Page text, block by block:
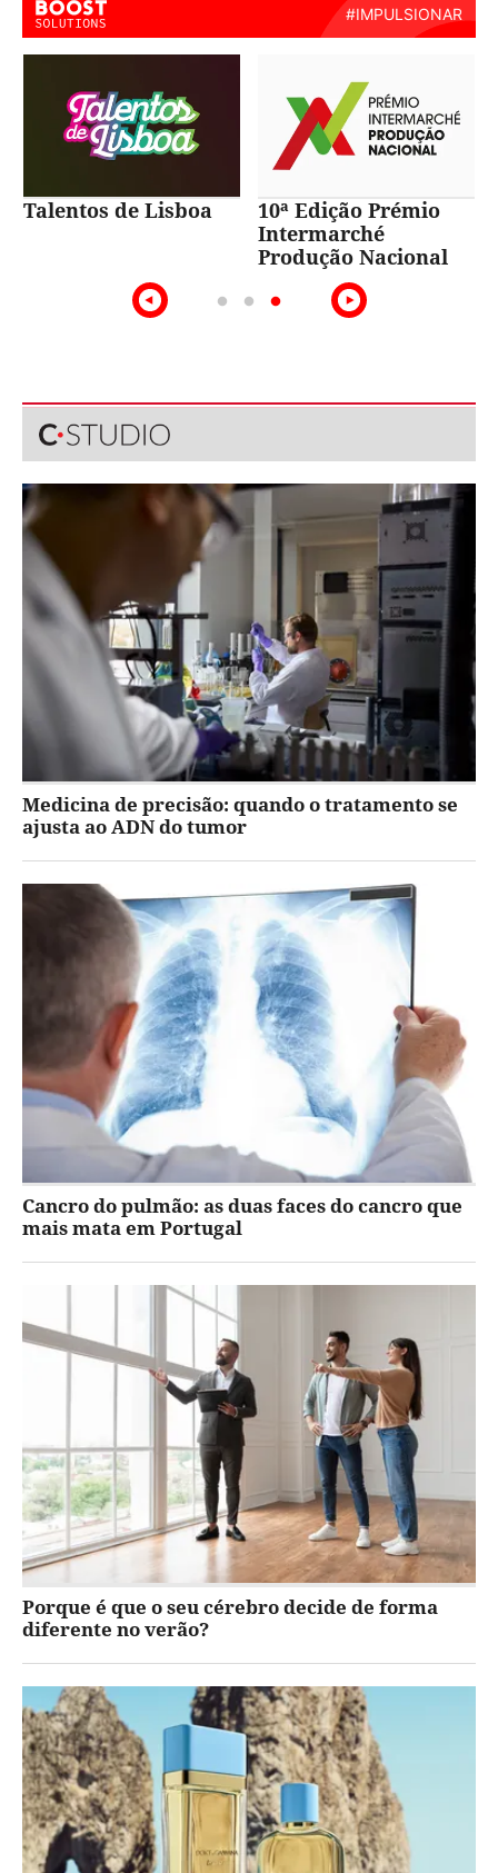
Talentos de Lisboa
10ª Edição Prémio
Intermarché
Produção Nacional
Medicina de precisão: quando o tratamento se
ajusta ao ADN do tumor
Cancro do pulmão: as duas faces do cancro que
mais mata em Portugal
Porque é que o seu cérebro decide de forma
diferente no verão?